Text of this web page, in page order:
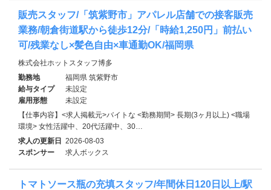
販売スタッフ/「筑紫野市」アパレル店舗での接客販売
業務/朝倉街道駅から徒歩12分/「時給1,250円」前払い
可/残業なし×髪色自由×車通勤OK/福岡県
株式会社ホットスタッフ博多
勤務地
福岡県 筑紫野市
給与タイプ
未設定
雇用形態
未設定
【仕事内容】<求人掲載元>バイトな <勤務期間> 長期(3ヶ月以上) <職場
環境> 女性活躍中、20代活躍中、30…
求人の更新日 2026-08-03
スポンサー
求人ボックス
トマトソース瓶の充填スタッフ/年間休日120日以上/駅